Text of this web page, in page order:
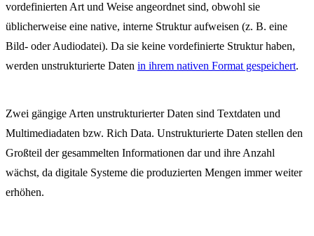
vordefinierten Art und Weise angeordnet sind, obwohl sie
üblicherweise eine native, interne Struktur aufweisen (z. B. eine
Bild- oder Audiodatei). Da sie keine vordefinierte Struktur haben,
werden unstrukturierte Daten in ihrem nativen Format gespeichert.
Zwei gängige Arten unstrukturierter Daten sind Textdaten und
Multimediadaten bzw. Rich Data. Unstrukturierte Daten stellen den
Großteil der gesammelten Informationen dar und ihre Anzahl
wächst, da digitale Systeme die produzierten Mengen immer weiter
erhöhen.